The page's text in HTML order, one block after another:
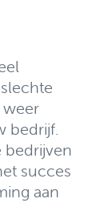
weer
bedrijf.
bedrijven
succes
aan